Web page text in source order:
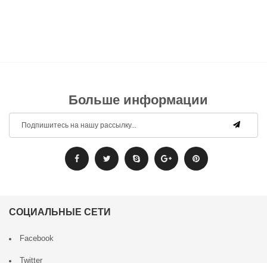
Больше информации
СОЦИАЛЬНЫЕ СЕТИ
Facebook
Twitter